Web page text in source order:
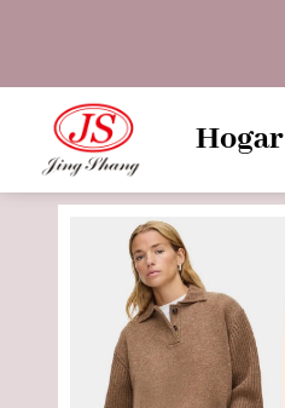
Hogar